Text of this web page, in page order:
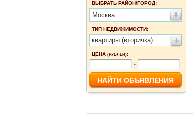
ВЫБРАТЬ РАЙОН/ГОРОД:
Москва
ТИП НЕДВИЖИМОСТИ:
квартиры (вторичка)
ЦЕНА (РУБЛЕЙ):
-